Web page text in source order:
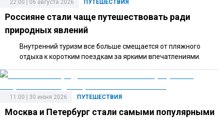
ПУТЕШЕСТВИЯ
22:00 | 06 августа 2026
Россияне стали чаще путешествовать ради
природных явлений
Внутренний туризм все больше смещается от пляжного
отдыха к коротким поездкам за яркими впечатлениями.
ПУТЕШЕСТВИЯ
11:00 | 30 июня 2026
Москва и Петербург стали самыми популярными